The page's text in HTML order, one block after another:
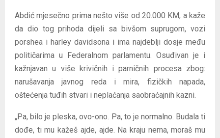
Abdić mjesečno prima nešto više od 20.000 KM, a kaže
da dio tog prihoda dijeli sa bivšom suprugom, vozi
porshea i harley davidsona i ima najdeblji dosje među
političarima u Federalnom parlamentu. Osuđivan je i
kažnjavan u više krivičnih i parničnih procesa zbog:
narušavanja javnog reda i mira, fizičkih napada,
oštećenja tuđih stvari i neplaćanja saobraćajnih kazni.
„Pa, bilo je pleska, ovo-ono. Pa, to je normalno. Budala ti
dođe, ti mu kažeš ajde, ajde. Na kraju nema, moraš mu